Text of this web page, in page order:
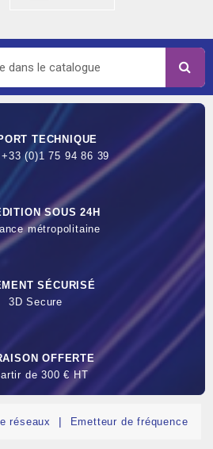
TECHNIQUE
(0)1 75 94 86 39
SOUS 24H
métropolitaine
SÉCURISÉ
3D Secure
OFFERTE
de 300 € HT
réseaux Emetteur de fréquence